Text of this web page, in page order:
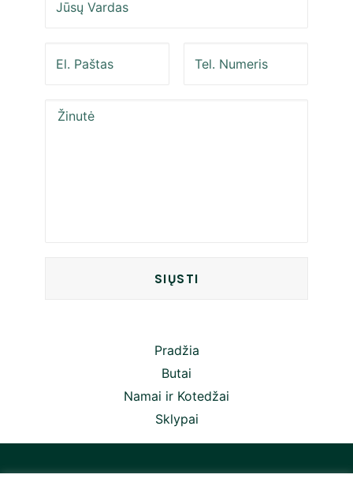
Pradžia
Butai
Namai ir Kotedžai
Sklypai